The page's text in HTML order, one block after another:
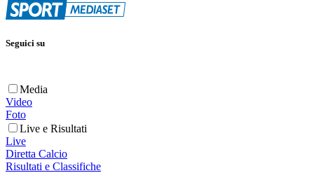
Seguici su
Media
Video
Foto
Live e Risultati
Live
Diretta Calcio
Risultati e Classifiche